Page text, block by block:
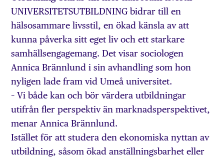
UNIVERSITETSUTBILDNING bidrar till en
hälsosammare livsstil, en ökad känsla av att
kunna påverka sitt eget liv och ett starkare
samhällsengagemang. Det visar sociologen
Annica Brännlund i sin avhandling som hon
nyligen lade fram vid Umeå universitet.
– Vi både kan och bör värdera utbildningar
utifrån fler perspektiv än marknadsperspektivet,
menar Annica Brännlund.
Istället för att studera den ekonomiska nyttan av
utbildning, såsom ökad anställningsbarhet eller